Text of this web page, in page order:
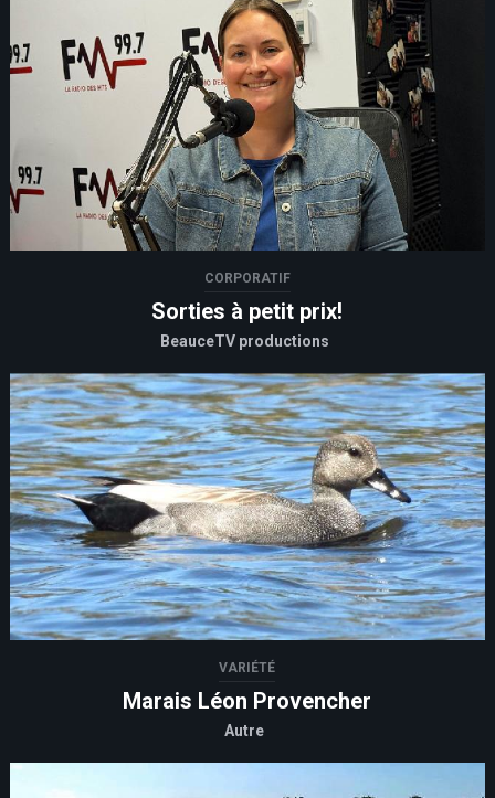
CORPORATIF
Sorties à petit prix!
BeauceTV productions
VARIÉTÉ
Marais Léon Provencher
Autre